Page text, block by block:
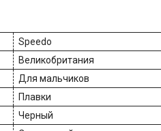
Speedo
Великобритания
Для мальчиков
Плавки
Черный